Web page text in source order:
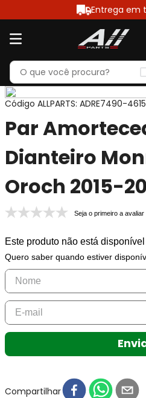
Entrega em
Código ALLPARTS: ADRE7490-
Par
Dianteiro
Oroch 2015-
Seja o primeiro a avaliar
Este produto não está
Quero saber quando estiver
Compartilhar